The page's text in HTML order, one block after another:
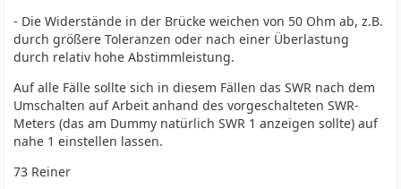
- Die Widerstände in der Brücke weichen von 50 Ohm ab, z.B.
durch größere Toleranzen oder nach einer Überlastung
durch relativ hohe Abstimmleistung.
Auf alle Fälle sollte sich in diesem Fällen das SWR nach dem
Umschalten auf Arbeit anhand des vorgeschalteten SWR-
Meters (das am Dummy natürlich SWR 1 anzeigen sollte) auf
nahe 1 einstellen lassen.
73 Reiner